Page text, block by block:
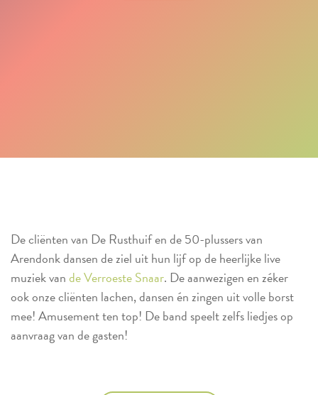
De cliënten van De Rusthuif en de 50-plussers van
Arendonk dansen de ziel uit hun lijf op de heerlijke live
muziek vande Verroeste Snaar. De aanwezigen en zéker
ook onze cliënten lachen, dansen én zingen uit volle borst
mee! Amusement ten top! De band speelt zelfs liedjes op
aanvraag van de gasten!